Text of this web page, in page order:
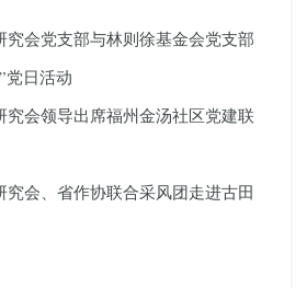
究会党支部与林则徐基金会党支部
党日活动
究会领导出席福州金汤社区党建联
究会、省作协联合采风团走进古田